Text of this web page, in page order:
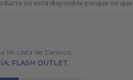
no está disponible porque no
Mi Lista de Deseos
FLASH OUTLET